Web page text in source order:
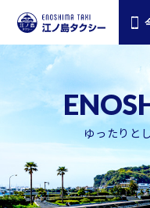
ゆったりと